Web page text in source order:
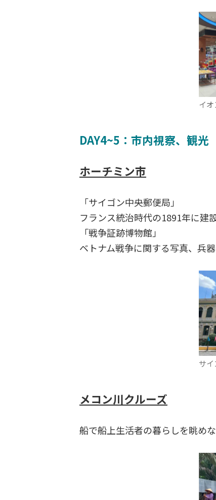
イ
DAY4~5：市内視察、観光
ホーチミン市
「サイゴン中央郵便局」
フランス統治時代の1891年に建
「戦争証跡博物館」
ベトナム戦争に関する写真、兵
サ
メコン川クルーズ
船で船上生活者の暮らしを眺め